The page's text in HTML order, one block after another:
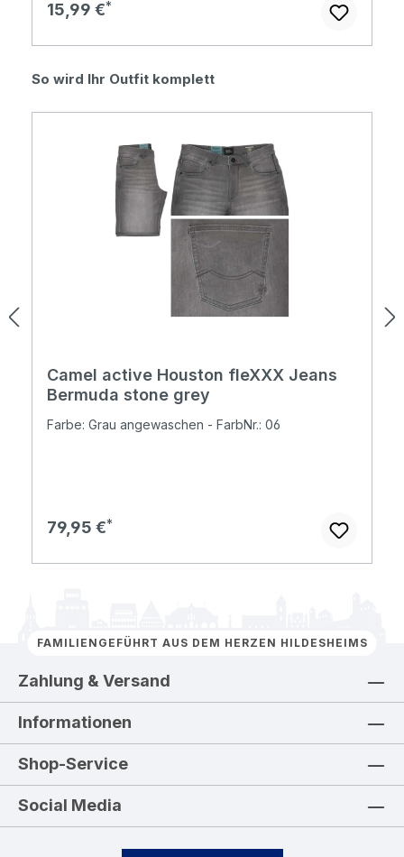
Regulärer Preis:
15,99 €
Produktgalerie überspringen
So wird Ihr Outfit komplett
Camel active Houston fleXXX Jeans
Bermuda stone grey
Farbe: Grau angewaschen - FarbNr.: 06
Regulärer Preis:
79,95 €
FAMILIENGEFÜHRT AUS DEM HERZEN HILDESHEIMS
Zahlung & Versand
Informationen
Shop-Service
Social Media